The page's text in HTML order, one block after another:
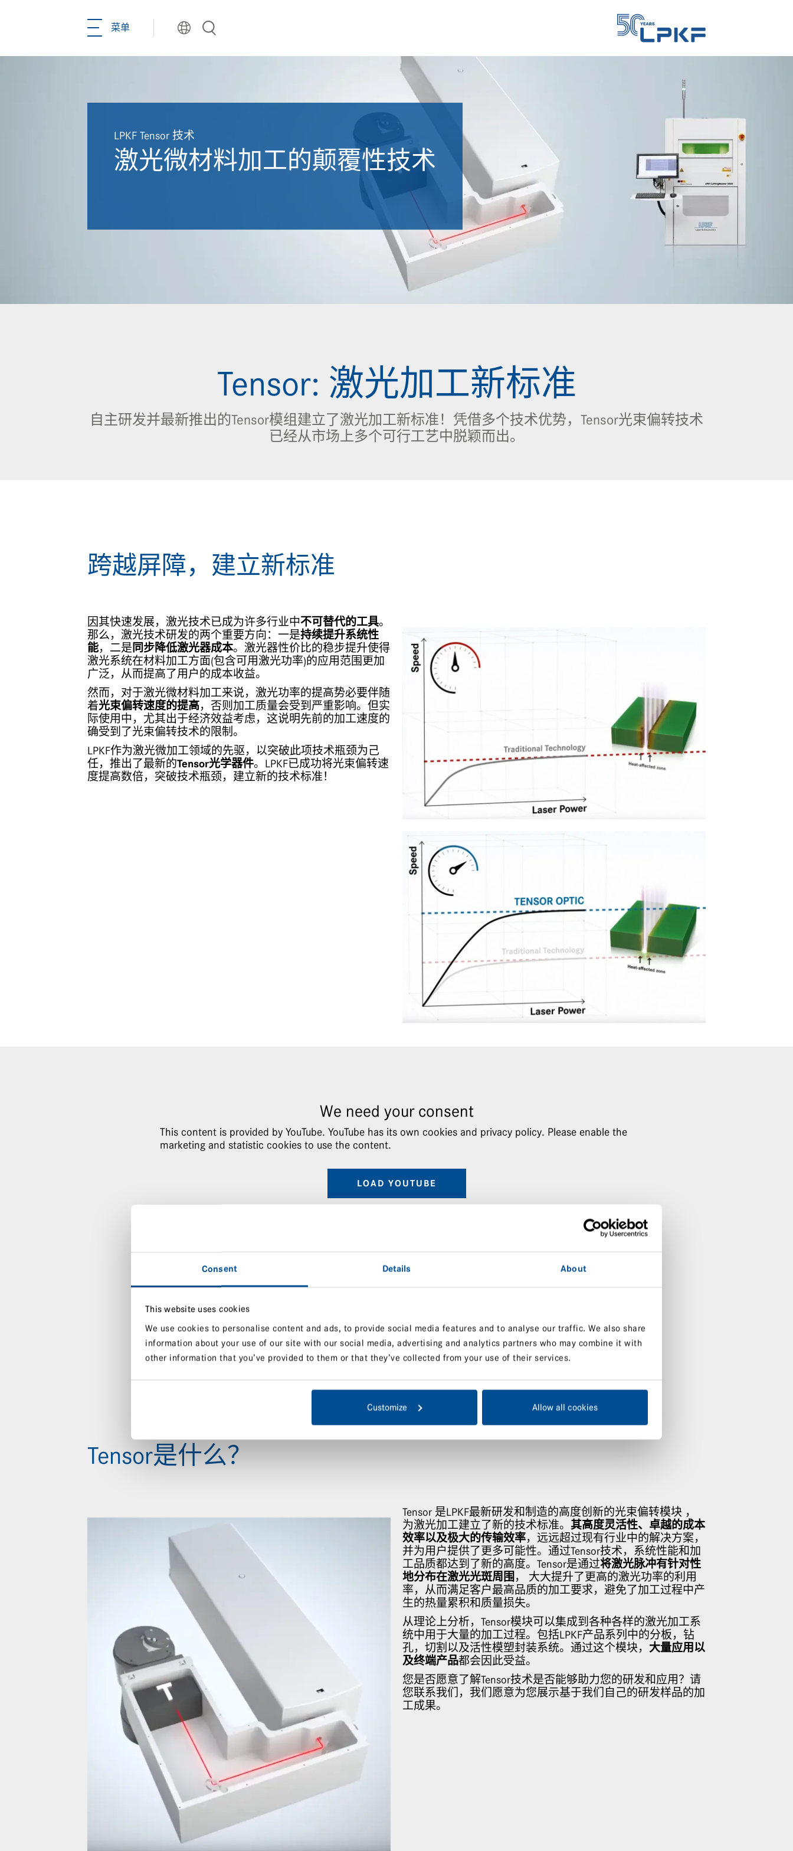
Consent Details About
This website uses cookies
We use cookies to personalise content and ads, to provide social media features and to analyse our traffic. We also share
information about your use of our site with our social media, advertising and analytics partners who may combine it with
other information that you’ve provided to them or that they’ve collected from your use of their services.
Customize Allow all cookies
navigation
菜单
CN | 中文
DE | Deutsch
EN | English
KR | 한국어²
JP | 日本語
LPKF China
LPKF Korea
LPKF North America
LPKF Tensor 技术
激光微材料加工的颠覆性技术
Tensor: 激光加工新标准
自主研发并最新推出的Tensor模组建立了激光加工新标准！凭借多个技术优势，Tensor光束偏转技术
已经从市场上多个可行工艺中脱颖而出。
跨越屏障，建立新标准
因其快速发展，激光技术已成为许多行业中不可替代的工具。
那么，激光技术研发的两个重要方向：一是持续提升系统性
能，二是 同步降低激光器成本。激光器性价比的稳步提升使得
激光系统在材料加工方面(包含可用激光功率)的应用范围更加
广泛，从而提高了用户的成本收益。
然而，对于激光微材料加工来说，激光功率的提高势必要伴随
着光束偏转速度的提高，否则加工质量会受到严重影响。但实
际使用中，尤其出于经济效益考虑，这说明先前的加工速度的
确受到了光束偏转技术的限制。
LPKF作为激光微加工领域的先驱，以突破此项技术瓶颈为己
任，推出了最新的Tensor光学器件。LPKF已成功将光束偏转速
度提高数倍，突破技术瓶颈，建立新的技术标准！
We need your consent
This content is provided by YouTube. YouTube has its own cookies and privacy policy. Please enable the
marketing and statistic cookies to use the content.
LOAD YOUTUBE
Tensor是什么？
Tensor 是LPKF最新研发和制造的高度创新的光束偏转模块 ，
为激光加工建立了新的技术标准。 其高度灵活性、卓越的成本
效率以及极大的传输效率，远远超过现有行业中的解决方案，
并为用户提供了更多可能性。通过Tensor技术，系统性能和加
工品质都达到了新的高度。Tensor是通过将激光脉冲有针对性
地分布在激光光斑周围 ， 大大提升了更高的激光功率的利用
率，从而满足客户最高品质的加工要求，避免了加工过程中产
生的热量累积和质量损失。
从理论上分析，Tensor模块可以集成到各种各样的激光加工系
统中用于大量的加工过程。包括LPKF产品系列中的分板，钻
孔，切割以及活性模塑封装系统。通过这个模块， 大量应用以
及终端产品都会因此受益。
您是否愿意了解Tensor技术是否能够助力您的研发和应用？请
您联系我们，我们愿意为您展示基于我们自己的研发样品的加
工成果。